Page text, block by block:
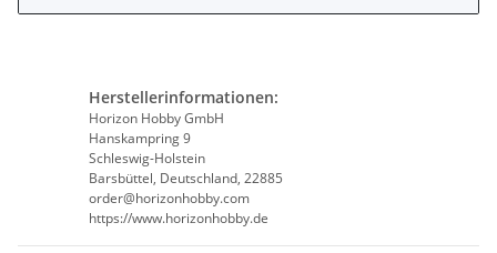
Herstellerinformationen:
Horizon Hobby GmbH
Hanskampring 9
Schleswig-Holstein
Barsbüttel, Deutschland, 22885
order@horizonhobby.com
https://www.horizonhobby.de